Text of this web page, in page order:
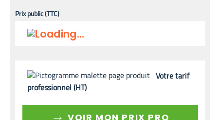
Prix public (TTC)
Votre tarif
professionnel (HT)
→ VOIR MON PRIX PRO